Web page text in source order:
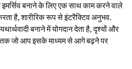
बनाने के लिए एक साथ काम करने वाले
है, शारीरिक रूप से इंटरैक्टिव अनुभव.
बनाने में योगदान देता है, दृश्यों और
जो आप इसके माध्यम से आगे बढ़ने पर